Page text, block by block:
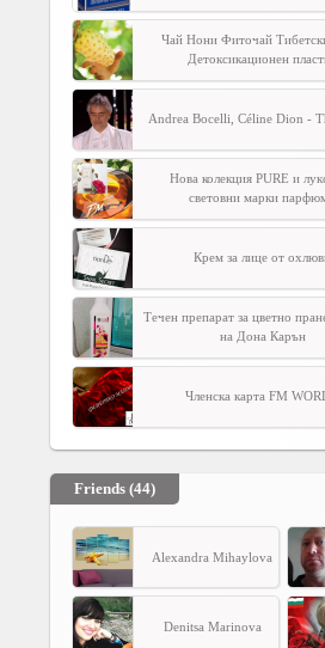
Чай Нони Фиточай
Детоксикационен
Andrea Bocelli, Céline Dion -
Нова колекция PURE и
световни марки
Крем за лице от
Течен препарат за цветно
на Дона Карън
Членска карта FM
Friends (44)
Alexandra Mihaylova
Denitsa Marinova